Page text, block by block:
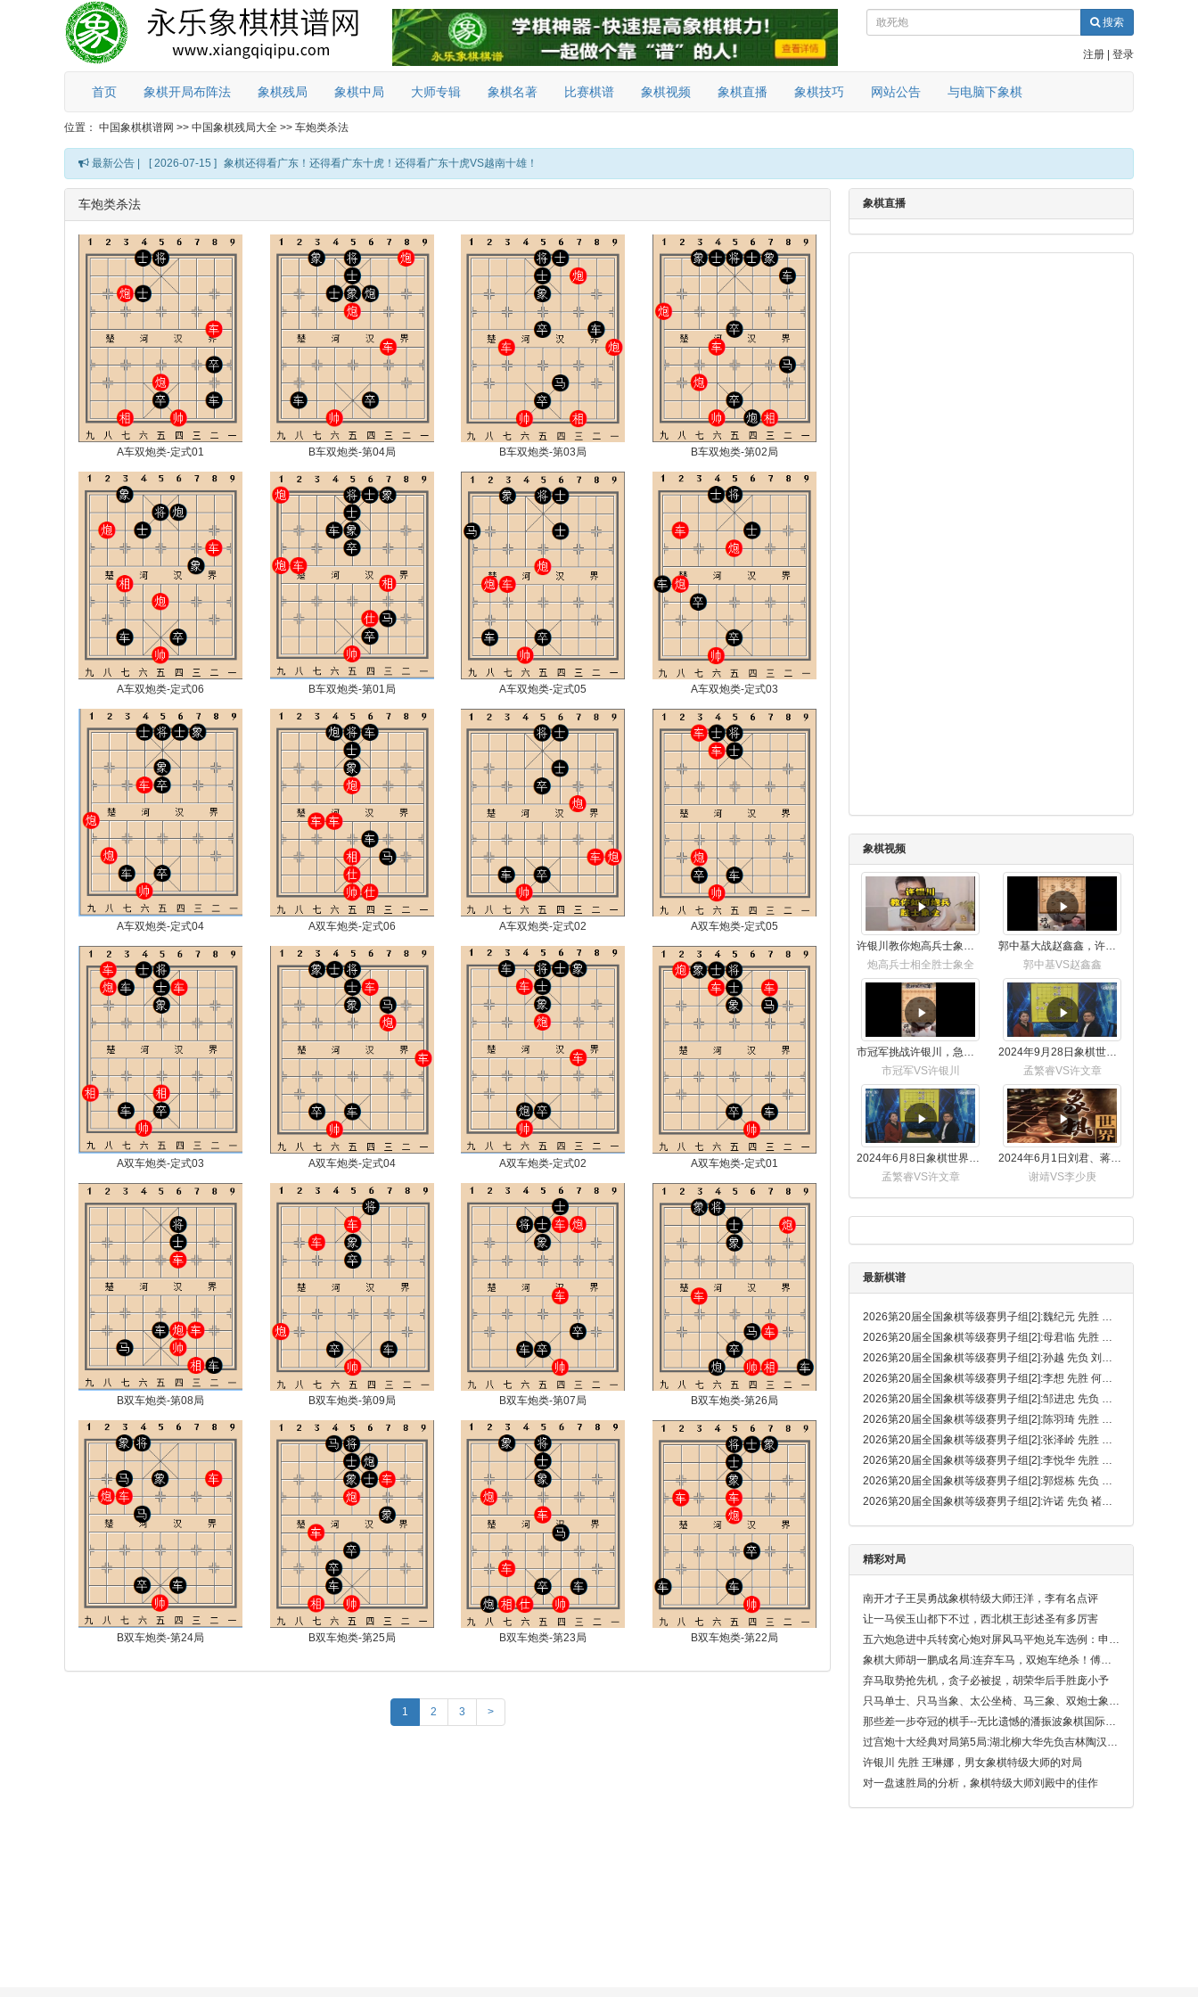
搜索
注册 登录
首页 象棋开局布阵法 象棋残局 象棋中局 大师专辑 象棋名著 比赛棋谱 象棋视频 象棋直播 象棋技巧 网站公告 与电脑下象棋
位置： 中国象棋棋谱网 >> 中国象棋残局大全 >> 车炮类杀法
最新公告 | [ 2026-07-15 ] 象棋还得看广东！还得看广东十虎！还得看广东十虎VS越南十雄！
车炮类杀法
A车双炮类-定式01 B车双炮类-第04局 B车双炮类-第03局 B车双炮类-第02局
A车双炮类-定式06 B车双炮类-第01局 A车双炮类-定式05 A车双炮类-定式03
A车双炮类-定式04 A双车炮类-定式06 A车双炮类-定式02 A双车炮类-定式05
A双车炮类-定式03 A双车炮类-定式04 A双车炮类-定式02 A双车炮类-定式01
B双车炮类-第08局 B双车炮类-第09局 B双车炮类-第07局 B双车炮类-第26局
B双车炮类-第24局 B双车炮类-第25局 B双车炮类-第23局 B双车炮类-第22局
1 2 3 >
象棋直播
象棋视频
许银川教你炮高兵士象全如何赢士象全，简单四步即可
炮高兵士相全胜士象全
郭中基大战赵鑫鑫，许银川激情讲解
郭中基VS赵鑫鑫
市冠军挑战许银川，急进中兵变化真激烈！
市冠军VS许银川
2024年9月28日象棋世界栏目，刘君、蒋川讲解了第九届杨官璘杯象棋公开赛孟繁睿与许文章的对局
孟繁睿VS许文章
2024年6月8日象棋世界，刘君、蒋川讲解了第九届杨官璘杯全国象棋公开赛孟繁睿与许文章的对局
孟繁睿VS许文章
2024年6月1日刘君、蒋川讲解第三届上海杯象棋大师赛谢靖与李少庚的对局
谢靖VS李少庚
最新棋谱
2026第20届全国象棋等级赛男子组[2]:魏纪元 先胜 刘京
2026第20届全国象棋等级赛男子组[2]:母君临 先胜 陈奕良
2026第20届全国象棋等级赛男子组[2]:孙越 先负 刘泉（金钩炮）
2026第20届全国象棋等级赛男子组[2]:李想 先胜 何昊松
2026第20届全国象棋等级赛男子组[2]:邹进忠 先负 侯诚昊
2026第20届全国象棋等级赛男子组[2]:陈羽琦 先胜 胡钧炫
2026第20届全国象棋等级赛男子组[2]:张泽岭 先胜 吴熙贤
2026第20届全国象棋等级赛男子组[2]:李悦华 先胜 王子秦
2026第20届全国象棋等级赛男子组[2]:郭煜栋 先负 钟念沂
2026第20届全国象棋等级赛男子组[2]:许诺 先负 褚明睿
精彩对局
南开才子王昊勇战象棋特级大师汪洋，李有名点评
让一马侯玉山都下不过，西北棋王彭述圣有多厉害
五六炮急进中兵转窝心炮对屏风马平炮兑车选例：申鹏 胜 吴优
象棋大师胡一鹏成名局:连弃车马，双炮车绝杀！傅光明先负胡一鹏(精彩)
弃马取势抢先机，贪子必被捉，胡荣华后手胜庞小予
只马单士、只马当象、太公坐椅、马三象、双炮士象全和车炮等经典和局图解
那些差一步夺冠的棋手--无比遗憾的潘振波象棋国际特级大师
过宫炮十大经典对局第5局:湖北柳大华先负吉林陶汉明，开局反先，中局得子
许银川 先胜 王琳娜，男女象棋特级大师的对局
对一盘速胜局的分析，象棋特级大师刘殿中的佳作